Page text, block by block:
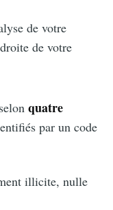
de votre
de votre
quatre
par un code
illicite, nulle